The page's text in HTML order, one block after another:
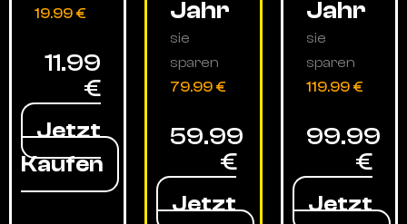
19.99 €
11.99
€
Jetzt
Kaufen
Jahr
sie
sparen
79.99 €
59.99
€
Jetzt
Jahr
sie
sparen
119.99 €
99.99
€
Jetzt